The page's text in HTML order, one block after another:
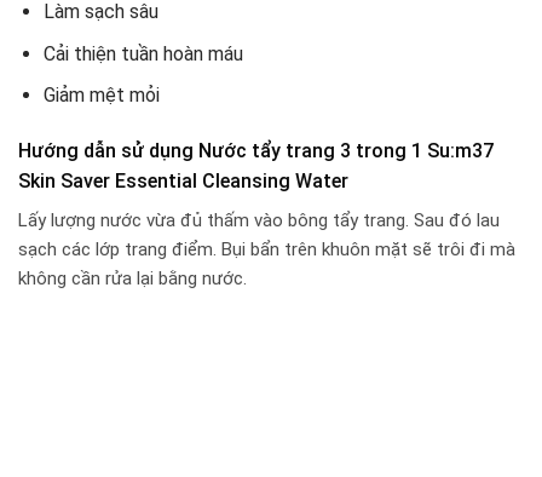
Làm sạch sâu
Cải thiện tuần hoàn máu
Giảm mệt mỏi
Hướng dẫn sử dụng Nước tẩy trang 3 trong 1 Su:m37
Skin Saver Essential Cleansing Water
Lấy lượng nước vừa đủ thấm vào bông tẩy trang. Sau đó lau
sạch các lớp trang điểm. Bụi bẩn trên khuôn mặt sẽ trôi đi mà
không cần rửa lại bằng nước.